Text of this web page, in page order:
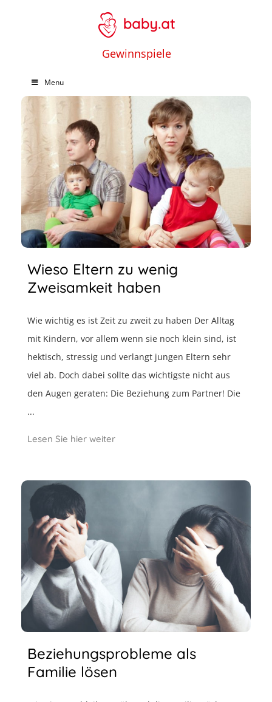
Gewinnspiele
Menu
Wieso Eltern zu wenig
Zweisamkeit haben
Wie wichtig es ist Zeit zu zweit zu haben Der Alltag
mit Kindern, vor allem wenn sie noch klein sind, ist
hektisch, stressig und verlangt jungen Eltern sehr
viel ab. Doch dabei sollte das wichtigste nicht aus
den Augen geraten: Die Beziehung zum Partner! Die
...
Lesen Sie hier weiter
Beziehungsprobleme als
Familie lösen